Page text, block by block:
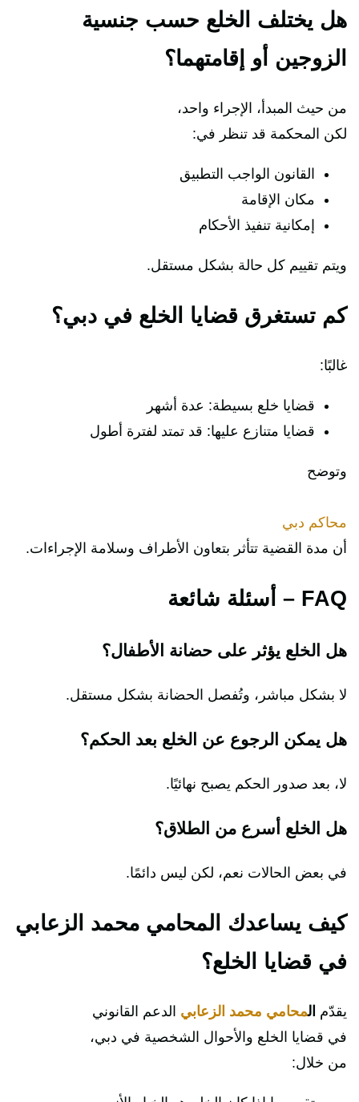
هل يختلف الخلع حسب جنسية
الزوجين أو إقامتهما؟
من حيث المبدأ، الإجراء واحد،
لكن المحكمة قد تنظر في:
القانون الواجب التطبيق
مكان الإقامة
إمكانية تنفيذ الأحكام
ويتم تقييم كل حالة بشكل مستقل.
كم تستغرق قضايا الخلع في دبي؟
غالبًا:
قضايا خلع بسيطة: عدة أشهر
قضايا متنازع عليها: قد تمتد لفترة أطول
وتوضح
محاكم دبي
أن مدة القضية تتأثر بتعاون الأطراف وسلامة الإجراءات.
FAQ – أسئلة شائعة
هل الخلع يؤثر على حضانة الأطفال؟
لا بشكل مباشر، وتُفصل الحضانة بشكل مستقل.
هل يمكن الرجوع عن الخلع بعد الحكم؟
لا، بعد صدور الحكم يصبح نهائيًا.
هل الخلع أسرع من الطلاق؟
في بعض الحالات نعم، لكن ليس دائمًا.
كيف يساعدك المحامي محمد الزعابي
في قضايا الخلع؟
يقدّم المحامي محمد الزعابي الدعم القانوني
في قضايا الخلع والأحوال الشخصية في دبي،
من خلال: